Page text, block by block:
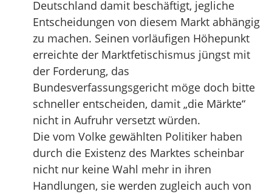
Deutschland damit beschäftigt, jegliche
Entscheidungen von diesem Markt abhängig
zu machen. Seinen vorläufigen Höhepunkt
erreichte der Marktfetischismus jüngst mit
der Forderung, das
Bundesverfassungsgericht möge doch bitte
schneller entscheiden, damit „die Märkte“
nicht in Aufruhr versetzt würden.
Die vom Volke gewählten Politiker haben
durch die Existenz des Marktes scheinbar
nicht nur keine Wahl mehr in ihren
Handlungen, sie werden zugleich auch von